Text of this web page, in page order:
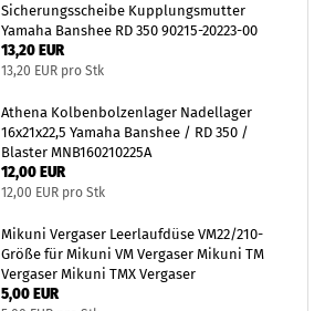
Sicherungsscheibe Kupplungsmutter
Yamaha Banshee RD 350 90215-20223-00
13,20 EUR
13,20 EUR pro Stk
Athena Kolbenbolzenlager Nadellager
16x21x22,5 Yamaha Banshee / RD 350 /
Blaster MNB160210225A
12,00 EUR
12,00 EUR pro Stk
Mikuni Vergaser Leerlaufdüse VM22/210-
Größe für Mikuni VM Vergaser Mikuni TM
Vergaser Mikuni TMX Vergaser
5,00 EUR